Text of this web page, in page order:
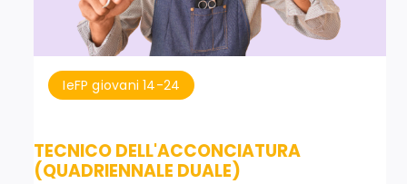
IeFP giovani 14-24
TECNICO DELL'ACCONCIATURA
(QUADRIENNALE DUALE)